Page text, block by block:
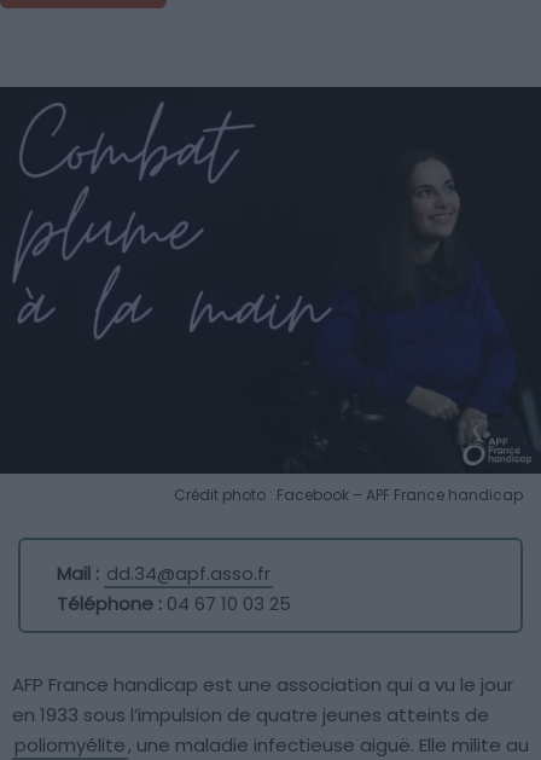
Crédit photo : Facebook – APF France handicap
Mail : dd.34@apf.asso.fr
Téléphone : 04 67 10 03 25
AFP France handicap est une association qui a vu le jour
en 1933 sous l’impulsion de quatre jeunes atteints de
poliomyélite, une maladie infectieuse aiguë. Elle milite au